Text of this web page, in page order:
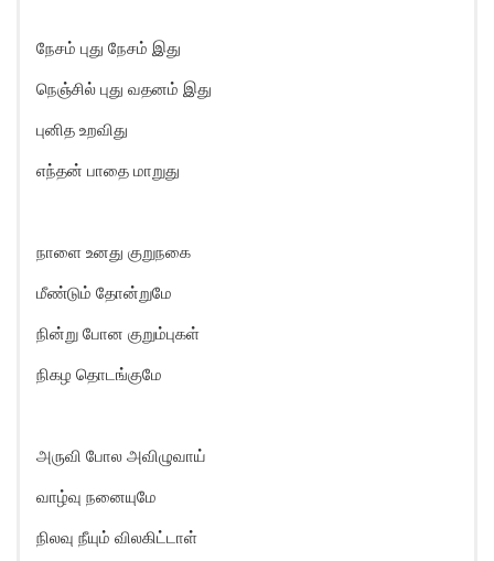
நேசம் புது நேசம் இது
நெஞ்சில் புது வதனம் இது
புனித உறவிது
எந்தன் பாதை மாறுது
நாளை உனது குறுநகை
மீண்டும் தோன்றுமே
நின்று போன குறும்புகள்
நிகழ தொடங்குமே
அருவி போல அவிழுவாய்
வாழ்வு நனையுமே
நிலவு நீயும் விலகிட்டாள்